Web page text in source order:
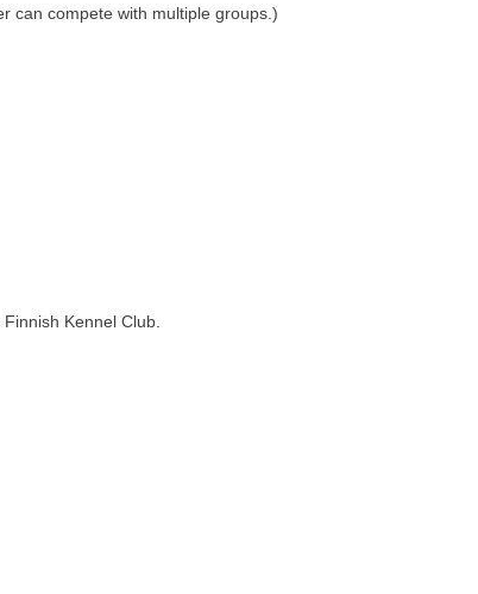
can compete with multiple groups.)
Kennel Club.